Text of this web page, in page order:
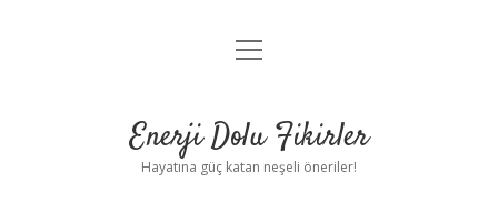
Anasayfa
Yasal Uyarı
menüyü
Enerji Dolu Fikirler
Hayatına güç katan neşeli öneriler!